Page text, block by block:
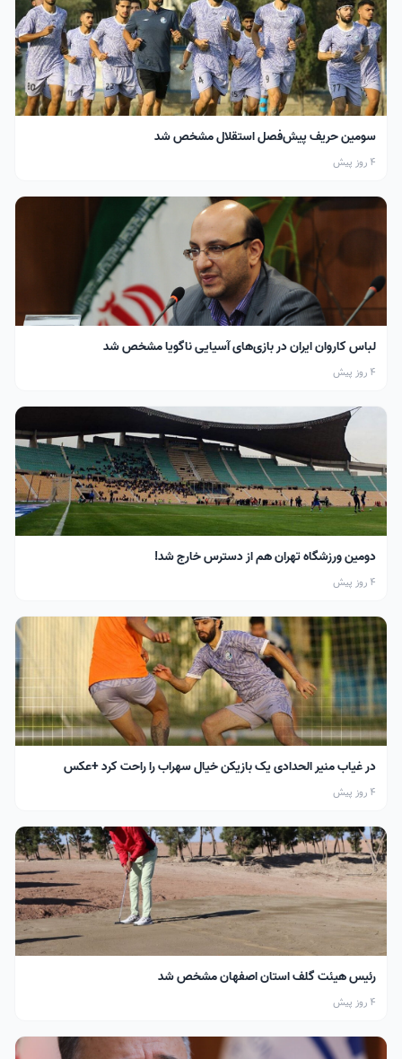
سومین حریف پیش‌فصل استقلال مشخص شد
4 روز پیش
لباس کاروان ایران در بازی‌های آسیایی ناگویا مشخص شد
4 روز پیش
دومین ورزشگاه تهران هم از دسترس خارج شد!
4 روز پیش
در غیاب منیر الحدادی یک بازیکن خیال سهراب را راحت کرد +عکس
4 روز پیش
رئیس هیئت گلف استان اصفهان مشخص شد
4 روز پیش